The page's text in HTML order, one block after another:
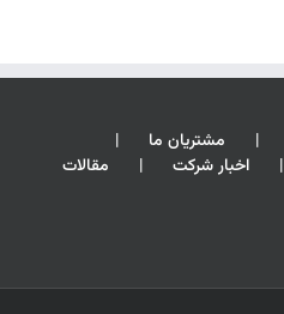
مشتریان ما
اخبار شرکت مقالات